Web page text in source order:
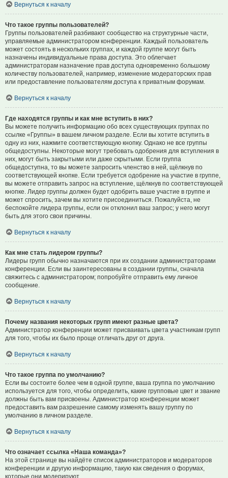
Вернуться к началу
Что такое группы пользователей?
Группы пользователей разбивают сообщество на структурные части,
управляемые администратором конференции. Каждый пользователь
может состоять в нескольких группах, и каждой группе могут быть
назначены индивидуальные права доступа. Это облегчает
администраторам назначение прав доступа одновременно большому
количеству пользователей, например, изменение модераторских прав
или предоставление пользователям доступа к приватным форумам.
Вернуться к началу
Где находятся группы и как мне вступить в них?
Вы можете получить информацию обо всех существующих группах по
ссылке «Группы» в вашем личном разделе. Если вы хотите вступить в
одну из них, нажмите соответствующую кнопку. Однако не все группы
общедоступны. Некоторые могут требовать одобрения для вступления в
них, могут быть закрытыми или даже скрытыми. Если группа
общедоступна, то вы можете запросить членство в ней, щёлкнув по
соответствующей кнопке. Если требуется одобрение на участие в группе,
вы можете отправить запрос на вступление, щёлкнув по соответствующей
кнопке. Лидер группы должен будет одобрить ваше участие в группе и
может спросить, зачем вы хотите присоединиться. Пожалуйста, не
беспокойте лидера группы, если он отклонил ваш запрос; у него могут
быть для этого свои причины.
Вернуться к началу
Как мне стать лидером группы?
Лидеры групп обычно назначаются при их создании администраторами
конференции. Если вы заинтересованы в создании группы, сначала
свяжитесь с администратором; попробуйте отправить ему личное
сообщение.
Вернуться к началу
Почему названия некоторых групп имеют разные цвета?
Администратор конференции может присваивать цвета участникам групп
для того, чтобы их было проще отличать друг от друга.
Вернуться к началу
Что такое группа по умолчанию?
Если вы состоите более чем в одной группе, ваша группа по умолчанию
используется для того, чтобы определить, какие групповые цвет и звание
должны быть вам присвоены. Администратор конференции может
предоставить вам разрешение самому изменять вашу группу по
умолчанию в личном разделе.
Вернуться к началу
Что означает ссылка «Наша команда»?
На этой странице вы найдёте список администраторов и модераторов
конференции и другую информацию, такую как сведения о форумах,
которые они модерируют.